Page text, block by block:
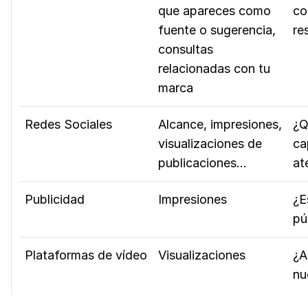
que apareces como
fuente o sugerencia,
consultas
relacionadas con tu
marca
Redes Sociales
Alcance, impresiones,
visualizaciones de
publicaciones…
Publicidad Impresiones
Plataformas de vídeo Visualizaciones